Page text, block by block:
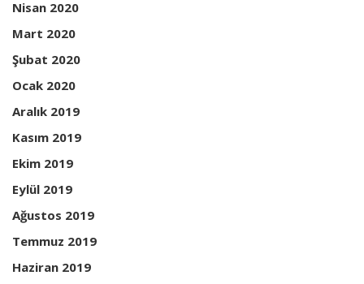
Nisan 2020
Mart 2020
Şubat 2020
Ocak 2020
Aralık 2019
Kasım 2019
Ekim 2019
Eylül 2019
Ağustos 2019
Temmuz 2019
Haziran 2019